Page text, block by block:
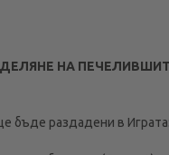
НА
бъде раздадени в Играта: